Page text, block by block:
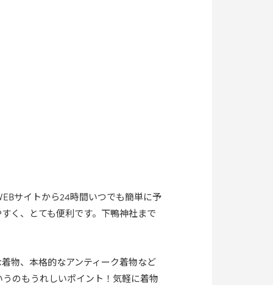
サイトから24時間いつでも簡単に予
く、とても便利です。下鴨神社まで
物、本格的なアンティーク着物など
のもうれしいポイント！気軽に着物